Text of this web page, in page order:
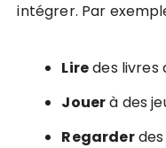
intégrer. Par
Liredes livres
Jouerà des
Regarderdes